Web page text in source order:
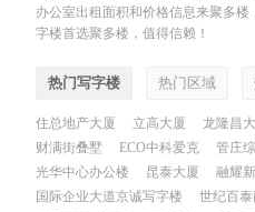
办公室出租面积和价格信息来聚多
字楼首选聚多楼，值得信赖！
热门写字楼 热门区域
住总地产大厦 立高大厦 龙隆昌
财满街叠墅
ECO中科爱克 管庄
光华中心办公楼
昆泰大厦
融耀
国际企业大道京诚写字楼
世纪百